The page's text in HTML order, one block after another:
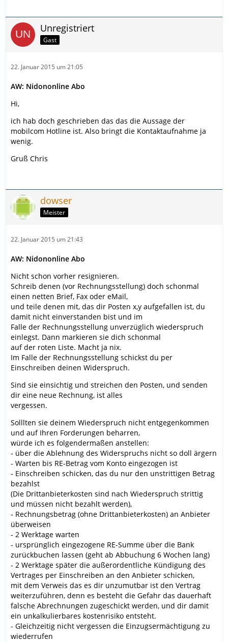
Unregistriert
Gast
22. Januar 2015 um 21:05
AW: Nidononline Abo
Hi,
ich hab doch geschrieben das das die Aussage der
mobilcom Hotline ist. Also bringt die Kontaktaufnahme ja
wenig.
Gruß Chris
dowser
Meister
22. Januar 2015 um 21:43
AW: Nidononline Abo
Nicht schon vorher resignieren.
Schreib denen (vor Rechnungsstellung) doch schonmal
einen netten Brief, Fax oder eMail,
und teile denen mit, das dir Posten x,y aufgefallen ist, du
damit nicht einverstanden bist und im
Falle der Rechnungsstellung unverzüglich wiederspruch
einlegst. Dann markieren sie dich schonmal
auf der roten Liste. Macht ja nix.
Im Falle der Rechnungsstellung schickst du per
Einschreiben deinen Widerspruch.
Sind sie einsichtig und streichen den Posten, und senden
dir eine neue Rechnung, ist alles
vergessen.
Solllten sie deinem Wiederspruch nicht entgegenkommen
und auf Ihren Forderungen beharren,
würde ich es folgendermaßen anstellen:
- über die Ablehnung des Widerspruchs nicht so doll ärgern
- Warten bis RE-Betrag vom Konto eingezogen ist
- Einschreiben schicken, das du nur den unstrittigen Betrag
bezahlst
(Die Drittanbieterkosten sind nach Wiederspruch strittig
und müssen nicht bezahlt werden),
- Rechnungsbetrag (ohne Drittanbieterkosten) an Anbieter
überweisen
- 2 Werktage warten
- ursprünglich eingezogene RE-Summe über die Bank
zurückbuchen lassen (geht ab Abbuchung 6 Wochen lang)
- 2 Werktage später die außerordentliche Kündigung des
Vertrages per Einschreiben an den Anbieter schicken,
mit dem Verweis das es dir unzumutbar ist den Vertrag
weiterzuführen, denn es besteht die Gefahr das dauerhaft
falsche Abrechnungen zugeschickt werden, und dir damit
ein unkalkulierbares kostenrisiko entsteht.
- Gleichzeitig nicht vergessen die Einzugsermächtigung zu
wiederrufen